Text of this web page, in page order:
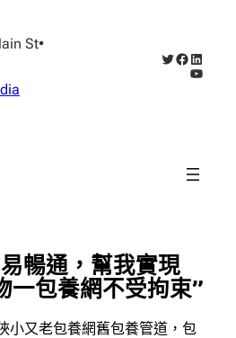
St•
X Facebook
暢通，幫我實現
一包養網不受拘束”
小又老包養網舊包養管道，包